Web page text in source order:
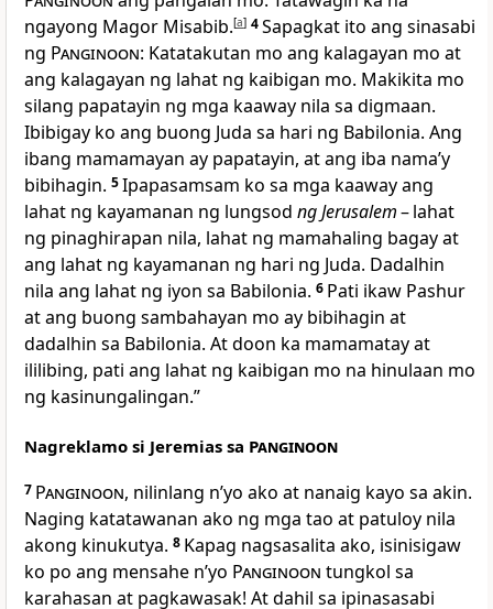
ngayong Magor Misabib.[a] 4Sapagkat ito ang sinasabi
ng Panginoon: Katatakutan mo ang kalagayan mo at
ang kalagayan ng lahat ng kaibigan mo. Makikita mo
silang papatayin ng mga kaaway nila sa digmaan.
Ibibigay ko ang buong Juda sa hari ng Babilonia. Ang
ibang mamamayan ay papatayin, at ang iba namaʼy
bibihagin. 5Ipapasamsam ko sa mga kaaway ang
lahat ng kayamanan ng lungsod ng Jerusalem– lahat
ng pinaghirapan nila, lahat ng mamahaling bagay at
ang lahat ng kayamanan ng hari ng Juda. Dadalhin
nila ang lahat ng iyon sa Babilonia. 6 Pati ikaw Pashur
at ang buong sambahayan mo ay bibihagin at
dadalhin sa Babilonia. At doon ka mamamatay at
ililibing, pati ang lahat ng kaibigan mo na hinulaan mo
ng kasinungalingan.”
Nagreklamo si Jeremias sa Panginoon
7 Panginoon, nilinlang nʼyo ako at nanaig kayo sa akin.
Naging katatawanan ako ng mga tao at patuloy nila
akong kinukutya. 8 Kapag nagsasalita ako, isinisigaw
ko po ang mensahe nʼyo Panginoon tungkol sa
karahasan at pagkawasak! At dahil sa ipinasasabi